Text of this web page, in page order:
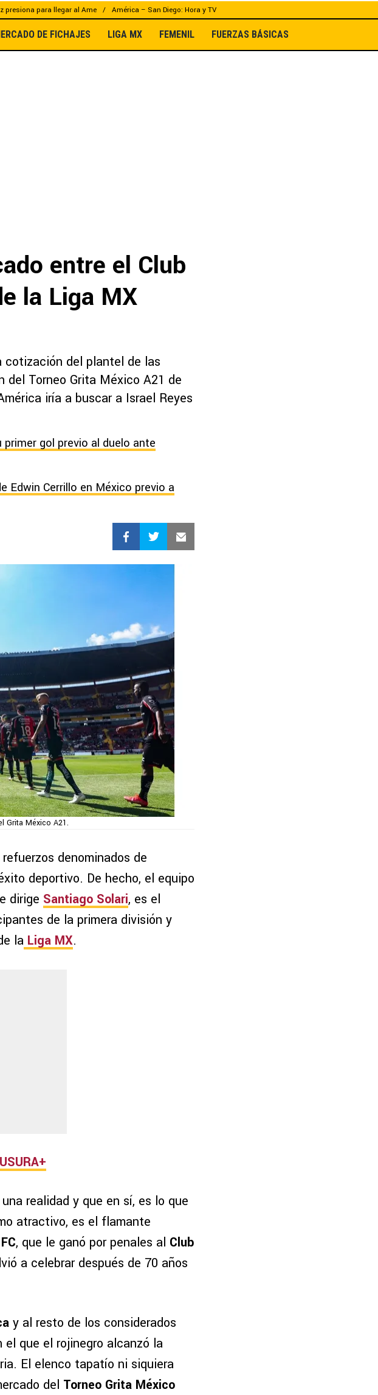
presiona para llegar al Ame América – San Diego: Hora y TV
DE FICHAJES LIGA MX FEMENIL FUERZAS BÁSICAS
entre el Club
la Liga MX
cotización del plantel de las
del Torneo Grita México A21 de
iría a buscar a Israel Reyes
primer gol previo al duelo ante
Edwin Cerrillo en México previo a
Grita México A21.
denominados de
deportivo. De hecho, el equipo
dirige Santiago Solari, es el
de la primera división y
la Liga MX.
realidad y que en sí, es lo que
atractivo, es el flamante
, que le ganó por penales al Club
a celebrar después de 70 años
y al resto de los considerados
que el rojinegro alcanzó la
El elenco tapatío ni siquiera
del Torneo Grita México